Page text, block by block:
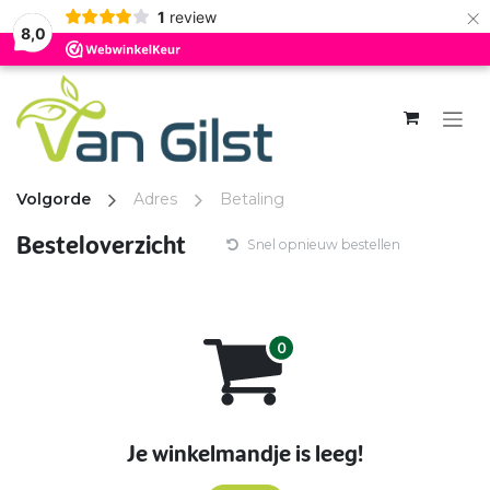
8,0
1 review ×
Overslaan naar inhoud
Volgorde Adres Betaling
Besteloverzicht Snel opnieuw bestellen
Je winkelmandje is leeg!